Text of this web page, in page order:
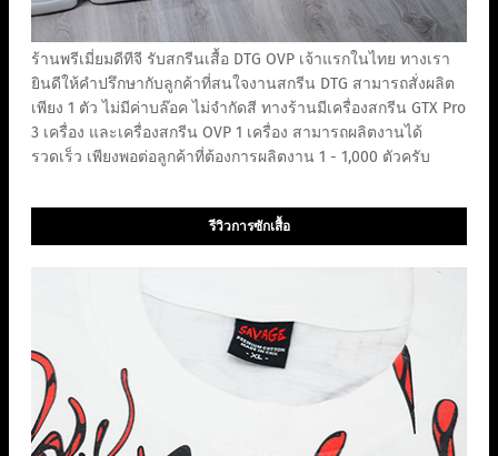
ร้านพรีเมี่ยมดีทีจี รับสกรีนเสื้อ DTG OVP เจ้าแรกในไทย ทางเรา
ยินดีให้คำปรึกษากับลูกค้าที่สนใจงานสกรีน DTG สามารถสั่งผลิต
เพียง 1 ตัว ไม่มีค่าบล๊อค ไม่จำกัดสี ทางร้านมีเครื่องสกรีน GTX Pro
3 เครื่อง และเครื่องสกรีน OVP 1 เครื่อง สามารถผลิตงานได้
รวดเร็ว เพียงพอต่อลูกค้าที่ต้องการผลิตงาน 1 - 1,000 ตัวครับ
รีวิวการซักเสื้อ